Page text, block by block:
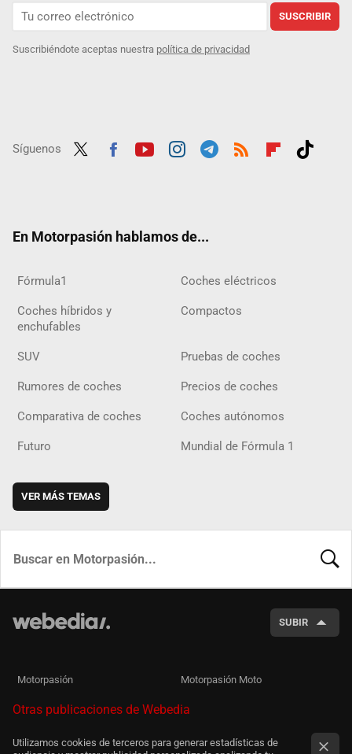
SUSCRIBIR
Suscribiéndote aceptas nuestra política de privacidad
Síguenos
En Motorpasión hablamos de...
Fórmula1 Coches eléctricos
Coches híbridos y
enchufables
Compactos
SUV Pruebas de coches
Rumores de coches Precios de coches
Comparativa de coches Coches autónomos
Futuro Mundial de Fórmula 1
VER MÁS TEMAS
SUBIR
Motorpasión Motorpasión Moto
Otras publicaciones de Webedia
Utilizamos cookies de terceros para generar estadísticas de